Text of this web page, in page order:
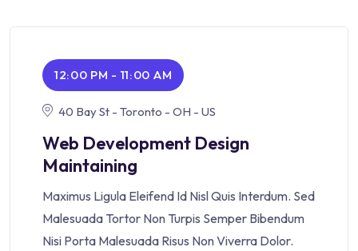
12:00 PM - 11:00 AM
40 Bay St - Toronto - OH - US
Web Development Design
Maintaining
Maximus Ligula Eleifend Id Nisl Quis Interdum. Sed
Malesuada Tortor Non Turpis Semper Bibendum
Nisi Porta Malesuada Risus Non Viverra Dolor.